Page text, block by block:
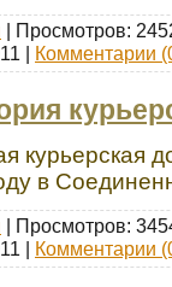
| Просмотров:
| Комментарии
курьерская
в
| Просмотров:
| Комментарии